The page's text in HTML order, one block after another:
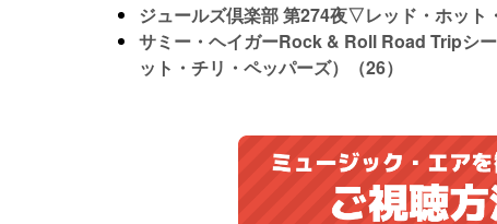
ジュールズ倶楽部 第274夜▽レッド・ホット
サミー・ヘイガーRock & Roll Road Tripシ
ット・チリ・ペッパーズ）（26）